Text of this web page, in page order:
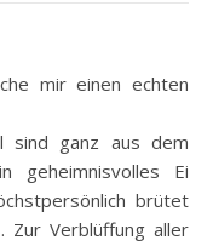
mir einen echten
sind ganz aus dem
geheimnisvolles Ei
brütet
Zur Verblüffung aller